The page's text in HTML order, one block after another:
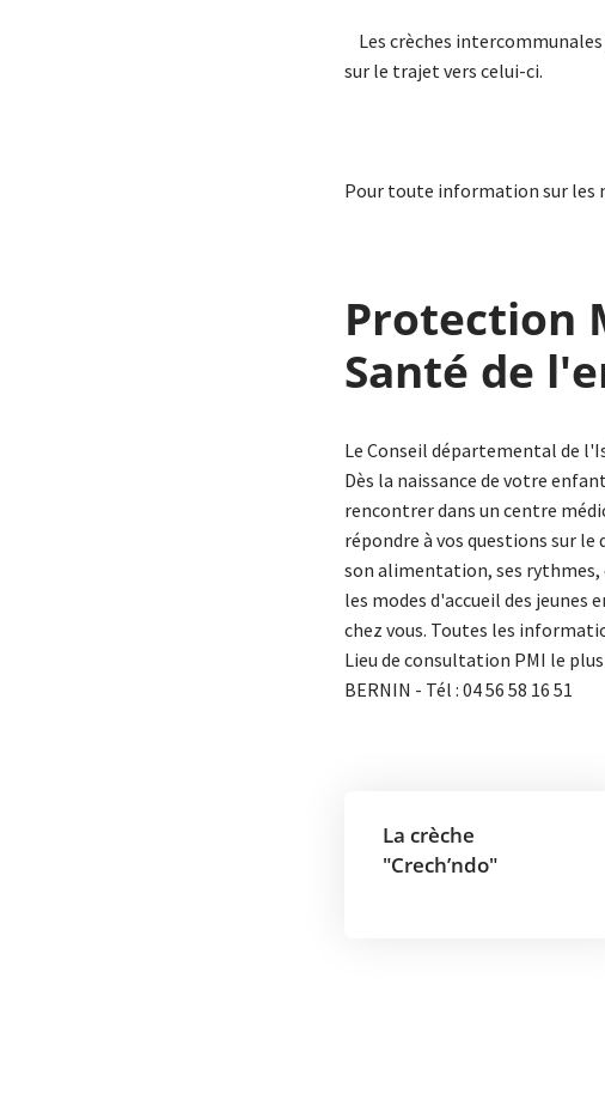
Les crèches
sur le trajet vers celui-ci.
Pour toute information sur les
Protection
Santé de
Le Conseil départemental de
Dès la naissance de votre
rencontrer dans un centre
répondre à vos questions sur
son alimentation, ses rythmes,
les modes d'accueil des jeunes
chez vous. Toutes les
Lieu de consultation PMI le
BERNIN - Tél : 04 56 58 16 51
La crèche
"Crech’ndo"